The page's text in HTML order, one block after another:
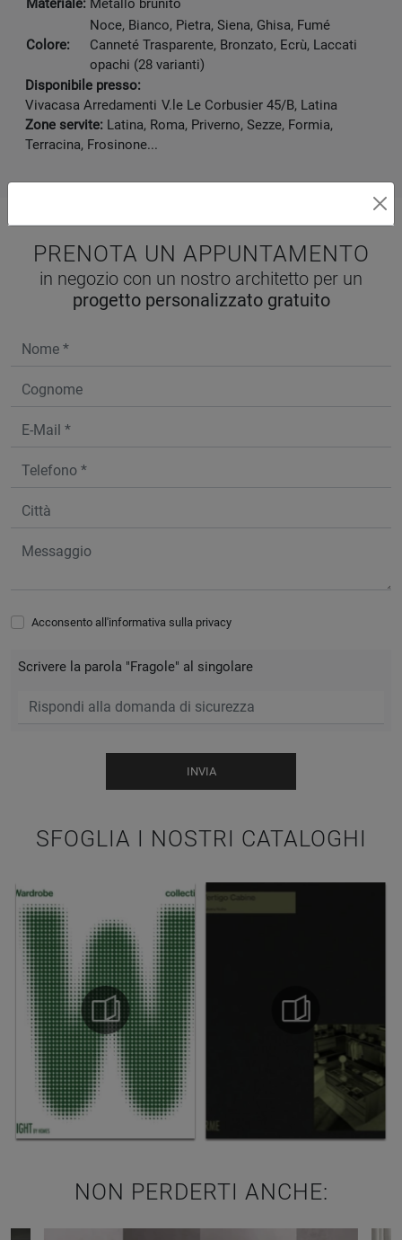
Materiale: Metallo brunito
Colore:
Noce, Bianco, Pietra, Siena, Ghisa, Fumé
Canneté Trasparente, Bronzato, Ecrù, Laccati
opachi (28 varianti)
Disponibile presso:
Vivacasa Arredamenti V.le Le Corbusier 45/B, Latina
Zone servite: Latina, Roma, Priverno, Sezze, Formia,
Terracina, Frosinone...
SFOGLIA I NOSTRI CATALOGHI
PRENOTA UN APPUNTAMENTO
in negozio con un nostro architetto per un
progetto personalizzato gratuito
Acconsento all'informativa sulla privacy
Scrivere la parola "Fragole" al singolare
INVIA
NON PERDERTI ANCHE: